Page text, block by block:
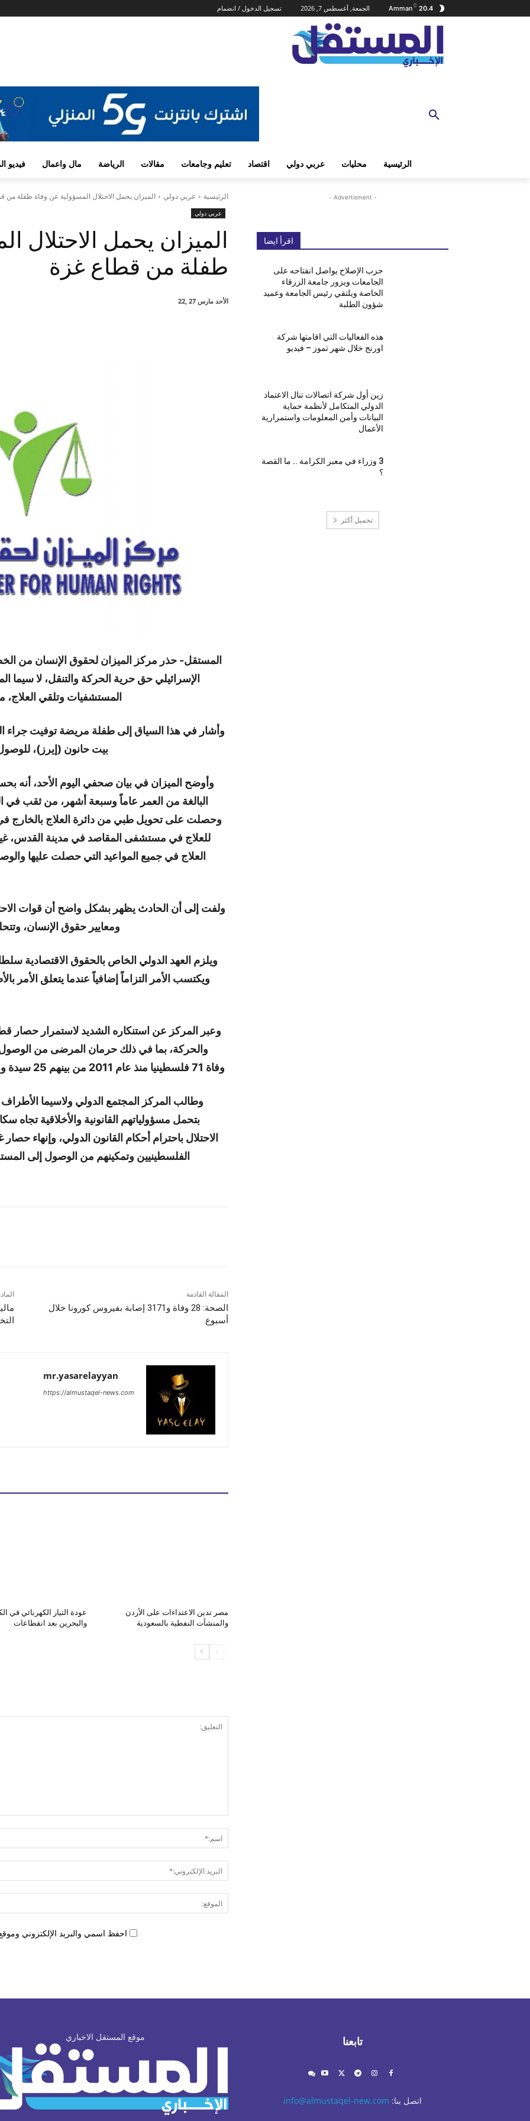
20.4
C
Amman الجمعة, أغسطس 7, 2026 تسجيل الدخول / انضمام
الرئيسية محليات عربي دولي اقتصاد تعليم وجامعات مقالات الرياضة مال واعمال فيديو
الرئيسية عربي دولي الميزان يحمل الاحتلال المسؤولية عن وفاة طفلة من
عربي دولي
الميزان يحمل الاحتلال
طفلة من قطاع غزة
الأحد مارس 27 ,22
المستقل- حذر مركز الميزان لحقوق الإنسان من
الإسرائيلي حق حرية الحركة والتنقل، لا
المستشفيات وتلقي
وأشار في هذا السياق إلى طفلة مريضة توفيت جراء
بيت حانون (إيرز)،
وأوضح الميزان في بيان صحفي اليوم الأحد، أنه
للعلاج في مستشفى المقاصد في مدينة القدس،
العلاج في جميع المواعيد التي حصلت عليها
ولفت إلى أن الحادث يظهر بشكل واضح أن قوات
ومعايير حقوق الإنسان،
ويلزم العهد الدولي الخاص بالحقوق الاقتصادية
ويكتسب الأمر التزاماً إضافياً عندما يتعلق الأمر
وعبر المركز عن استنكاره الشديد لاستمرار
والحركة، بما في ذلك حرمان المرضى من
وفاة 71 فلسطينيا منذ عام 2011 من بينهم 25 سيدة و9 أطفال جراء المماطلة والمنع الإسرائيليين.
وطالب المركز المجتمع الدولي ولاسيما الأطراف
بتحمل مسؤولياتهم القانونية والأخلاقية تجاه
الاحتلال باحترام أحكام القانون الدولي، وإنهاء
الفلسطينيين وتمكينهم من الوصول إلى
المقالة القادمة
الصحة: 28 وفاة و3171 إصابة بفيروس كورونا خلال
أسبوع
mr.yasarelayyan
https://almustaqel-news.com
مصر تدين الاعتداءات على الأردن
والمنشآت النفطية بالسعودية
عودة التيار الكهربائي في
والبحرين بعد انقطاعات
احفظ اسمي والبريد الإلكتروني
- Advertisment -
اقرأ ايضا
حزب الإصلاح يواصل انفتاحه على
الجامعات ويزور جامعة الزرقاء
الخاصة ويلتقي رئيس الجامعة وعميد
شؤون الطلبة
هذه الفعاليات التي اقامتها شركة
اورنج خلال شهر تموز – فيديو
زين أول شركة اتصالات تنال الاعتماد
الدولي المتكامل لأنظمة حماية
البيانات وأمن المعلومات واستمرارية
الأعمال
3 وزراء في معبر الكرامة .. ما القصة
؟
تحميل أكثر
موقع المستقل الاخباري تابعنا
اتصل بنا: info@almustaqel-new.com